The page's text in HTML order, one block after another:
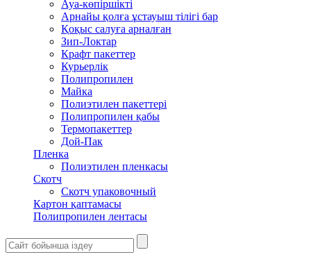
Ауа-көпіршікті
Арнайы қолға ұстауыш тілігі бар
Қоқыс салуға арналған
Зип-Локтар
Крафт пакеттер
Курьерлік
Полипропилен
Майка
Полиэтилен пакеттері
Полипропилен қабы
Термопакеттер
Дой-Пак
Пленка
Полиэтилен пленкасы
Скотч
Скотч упаковочный
Картон қаптамасы
Полипропилен лентасы